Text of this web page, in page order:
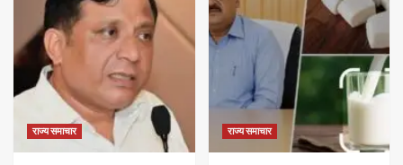
राज्य समाचार राज्य समाचार